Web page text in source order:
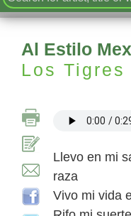
Al Estilo
Los
Llevo en mi
raza
Vivo mi vida